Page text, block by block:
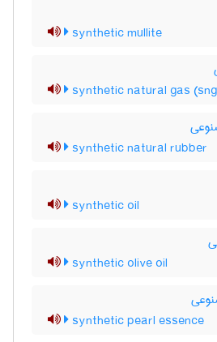
synthetic mullite
synthetic natural gas
synthetic natural rubber
synthetic oil
synthetic olive oil
synthetic pearl essence